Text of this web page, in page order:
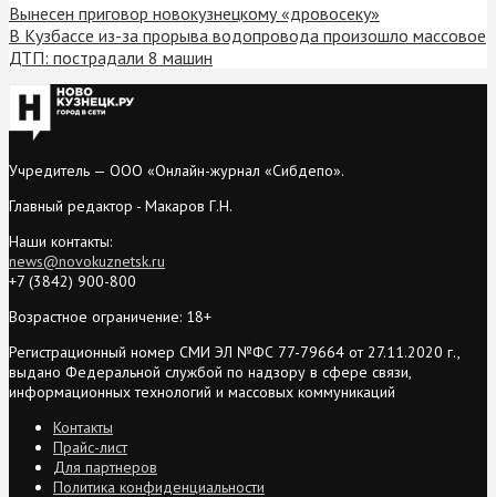
Вынесен приговор новокузнецкому «дровосеку»
В Кузбассе из-за прорыва водопровода произошло массовое
ДТП: пострадали 8 машин
Учредитель — ООО «Онлайн-журнал «Сибдепо».
Главный редактор - Макаров Г.Н.
Наши контакты:
news@novokuznetsk.ru
+7 (3842) 900-800
Возрастное ограничение: 18+
Регистрационный номер СМИ ЭЛ №ФС 77-79664 от 27.11.2020 г.,
выдано Федеральной службой по надзору в сфере связи,
информационных технологий и массовых коммуникаций
Контакты
Прайс-лист
Для партнеров
Политика конфиденциальности